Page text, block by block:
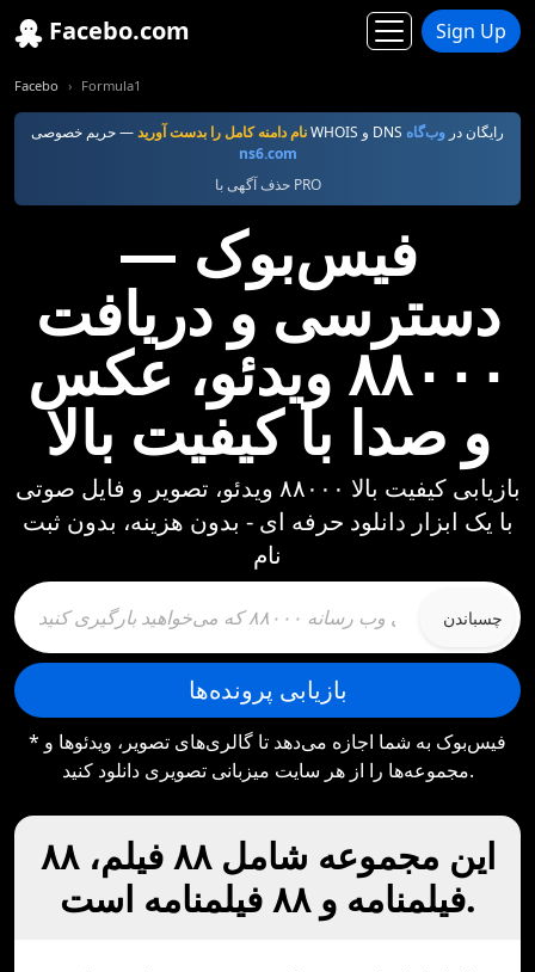
Facebo.com Sign Up
Facebo Formula1
نام دامنه کامل را بدست آورید — حریم خصوصی WHOIS و DNS رایگان در وب‌گاه
ns6.com
حذف آگهی با PRO
فیس‌بوک —
دسترسی و دریافت
۸۸۰۰۰ ویدئو، عکس
و صدا با کیفیت بالا
بازیابی کیفیت بالا ۸۸۰۰۰ ویدئو، تصویر و فایل صوتی
با یک ابزار دانلود حرفه ای - بدون هزینه، بدون ثبت
نام
چسباندن
بازیابی پرونده‌ها
* فیس‌بوک به شما اجازه می‌دهد تا گالری‌های تصویر، ویدئوها و
مجموعه‌ها را از هر سایت میزبانی تصویری دانلود کنید.
این مجموعه شامل ۸۸ فیلم، ۸۸
فیلمنامه و ۸۸ فیلمنامه است.